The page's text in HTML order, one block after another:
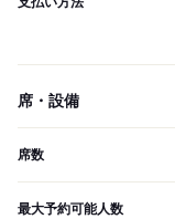
席・設備
席数
最大予約可能人数